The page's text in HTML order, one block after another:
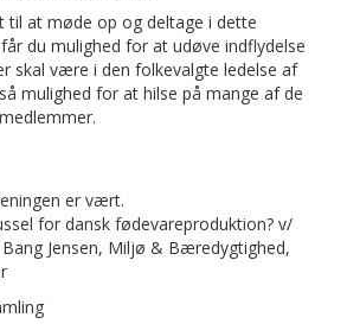
til at møde op og deltage i dette
du mulighed for at udøve indflydelse
skal være i den folkevalgte ledelse af
mulighed for at hilse på mange af de
er vært.
for dansk fødevareproduktion? v/
Jensen, Miljø & Bæredygtighed,